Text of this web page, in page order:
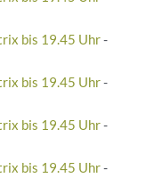
bis 19.45 Uhr-
bis 19.45 Uhr-
bis 19.45 Uhr-
bis 19.45 Uhr-